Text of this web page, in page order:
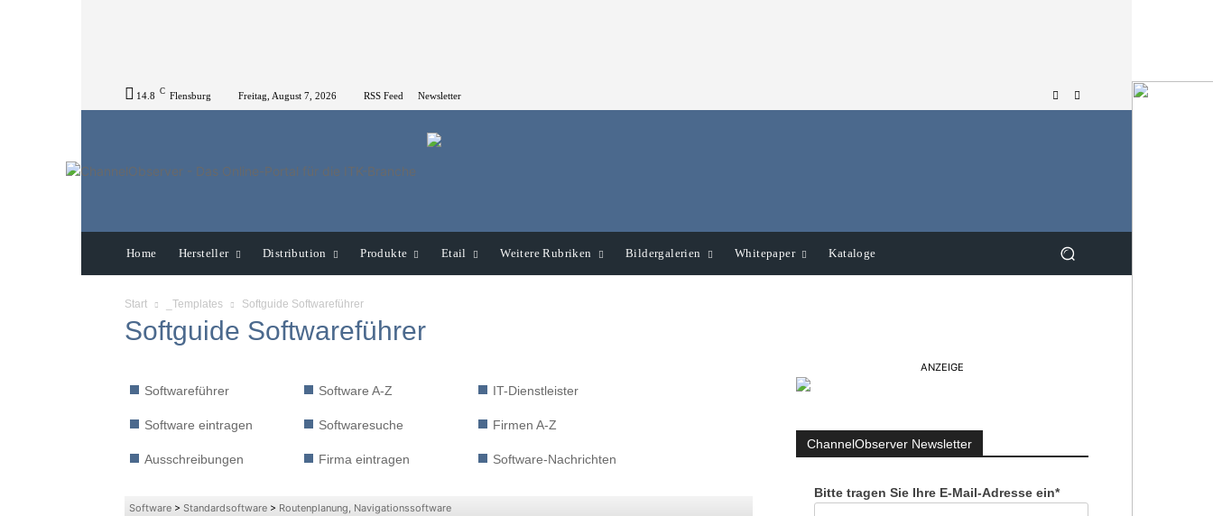
14.8 C Flensburg Freitag, August 7, 2026 RSS Feed Newsletter
Home Hersteller Distribution Produkte Etail Weitere Rubriken Bildergalerien Whitepaper Kataloge
Start _Templates Softguide Softwareführer
Softguide Softwareführer
Softwareführer Software A-Z IT-Dienstleister
Software eintragen Softwaresuche Firmen A-Z
Ausschreibungen Firma eintragen Software-Nachrichten
Software > Standardsoftware > Routenplanung, Navigationssoftware
ANZEIGE
ChannelObserver Newsletter
Bitte tragen Sie Ihre E-Mail-Adresse ein*